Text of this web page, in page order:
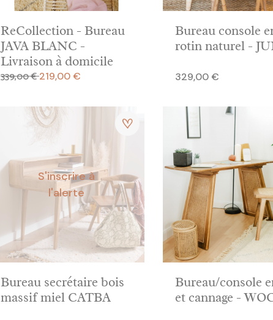
ReCollection - Bureau
JAVA BLANC -
Livraison à domicile
Prix de base
339,00 €Prix
219,00 €
Bureau console
rotin naturel -
Prix
329,00 €
S'inscrire à
l'alerte
Bureau secrétaire bois
massif miel CATBA
Bureau/console
et cannage -